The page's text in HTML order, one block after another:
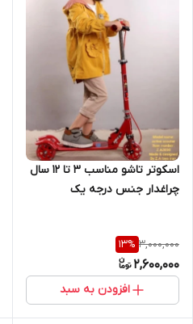
اسکوتر تاشو مناسب ۳ تا ۱۲ سال
چراغدار جنس درجه یک
3,000,000
13%
2,600,000
افزودن به سبد